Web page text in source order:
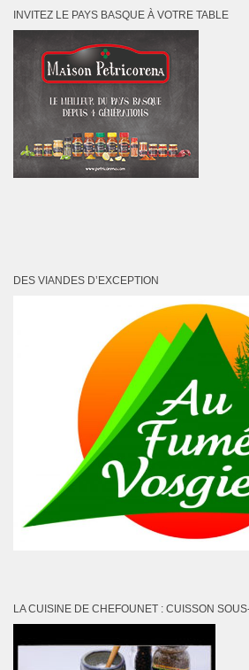
INVITEZ LE PAYS BASQUE À VOTRE TABLE
DES VIANDES D’EXCEPTION
LA CUISINE DE CHEFOUNET : CUISSON